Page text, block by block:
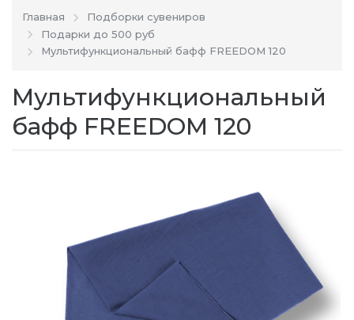
Главная
Подборки сувениров
Подарки до 500 руб
Мультифункциональный бафф FREEDOM 120
Мультифункциональный
бафф FREEDOM 120